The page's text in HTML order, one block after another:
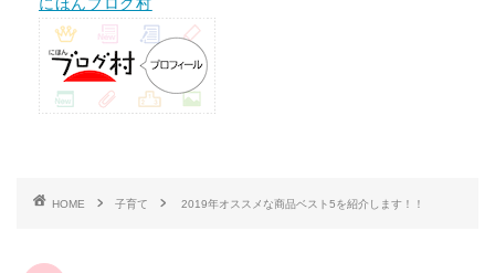
にほんブログ村
HOME 子育て 2019年オススメな商品ベスト5を紹介します！！